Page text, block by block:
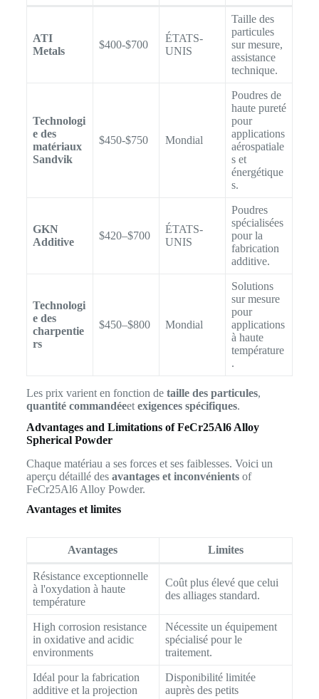
ATI
Metals
$400-$700
ÉTATS-
UNIS
Taille des
particules
sur mesure,
assistance
technique.
Technologi
e des
matériaux
Sandvik
$450-$750 Mondial
Poudres de
haute pureté
pour
applications
aérospatiale
s et
énergétique
s.
GKN
Additive
$420–$700
ÉTATS-
UNIS
Poudres
spécialisées
pour la
fabrication
additive.
Technologi
e des
charpentie
rs
$450–$800 Mondial
Solutions
sur mesure
pour
applications
à haute
température
.
Les prix varient en fonction de taille des particules,
quantité commandéeetexigences spécifiques.
Advantages and Limitations of FeCr25Al6 Alloy
Spherical Powder
Chaque matériau a ses forces et ses faiblesses. Voici un
aperçu détaillé des avantages et inconvénientsof
FeCr25Al6 Alloy Powder.
Avantages et limites
Avantages Limites
Résistance exceptionnelle
à l'oxydation à haute
température
Coût plus élevé que celui
des alliages standard.
High corrosion resistance
in oxidative and acidic
environments
Nécessite un équipement
spécialisé pour le
traitement.
Idéal pour la fabrication
additive et la projection
Disponibilité limitée
auprès des petits